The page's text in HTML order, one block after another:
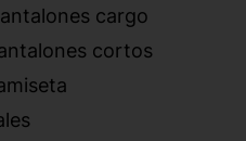
cargo
cortos